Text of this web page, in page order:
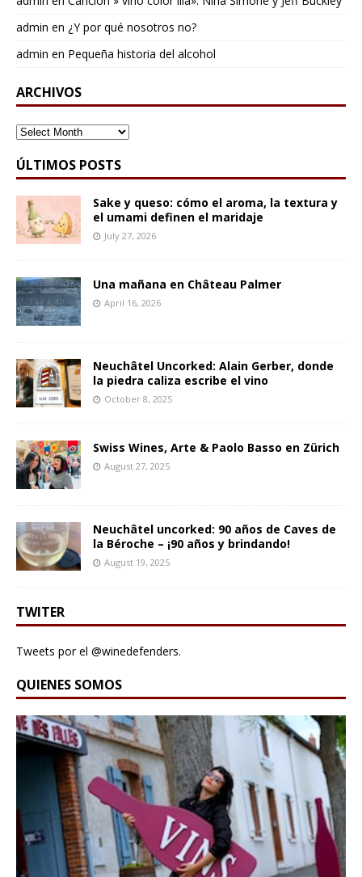
admin en ¿Y por qué nosotros no?
admin en Pequeña historia del alcohol
ARCHIVOS
ARCHIVOS
ÚLTIMOS POSTS
Sake y queso: cómo el aroma, la textura y
el umami definen el maridaje
July 27, 2026
Una mañana en Château Palmer
April 16, 2026
Neuchâtel Uncorked: Alain Gerber, donde
la piedra caliza escribe el vino
October 8, 2025
Swiss Wines, Arte & Paolo Basso en Zürich
August 27, 2025
Neuchâtel uncorked: 90 años de Caves de
la Béroche – ¡90 años y brindando!
August 19, 2025
TWITER
Tweets por el @winedefenders.
QUIENES SOMOS